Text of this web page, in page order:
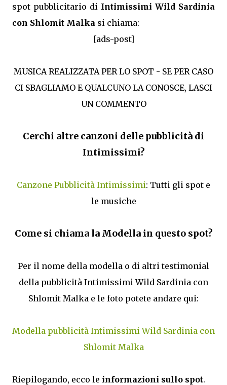
spot pubblicitario di Intimissimi Wild Sardinia
con Shlomit Malka si chiama:
[ads-post]
MUSICA REALIZZATA PER LO SPOT - SE PER CASO
CI SBAGLIAMO E QUALCUNO LA CONOSCE, LASCI
UN COMMENTO
Cerchi altre canzoni delle pubblicità di
Intimissimi?
Canzone Pubblicità Intimissimi: Tutti gli spot e
le musiche
Come si chiama la Modella in questo spot?
Per il nome della modella o di altri testimonial
della pubblicità Intimissimi Wild Sardinia con
Shlomit Malka e le foto potete andare qui:
Modella pubblicità Intimissimi Wild Sardinia con
Shlomit Malka
Riepilogando, ecco le informazioni sullo spot.